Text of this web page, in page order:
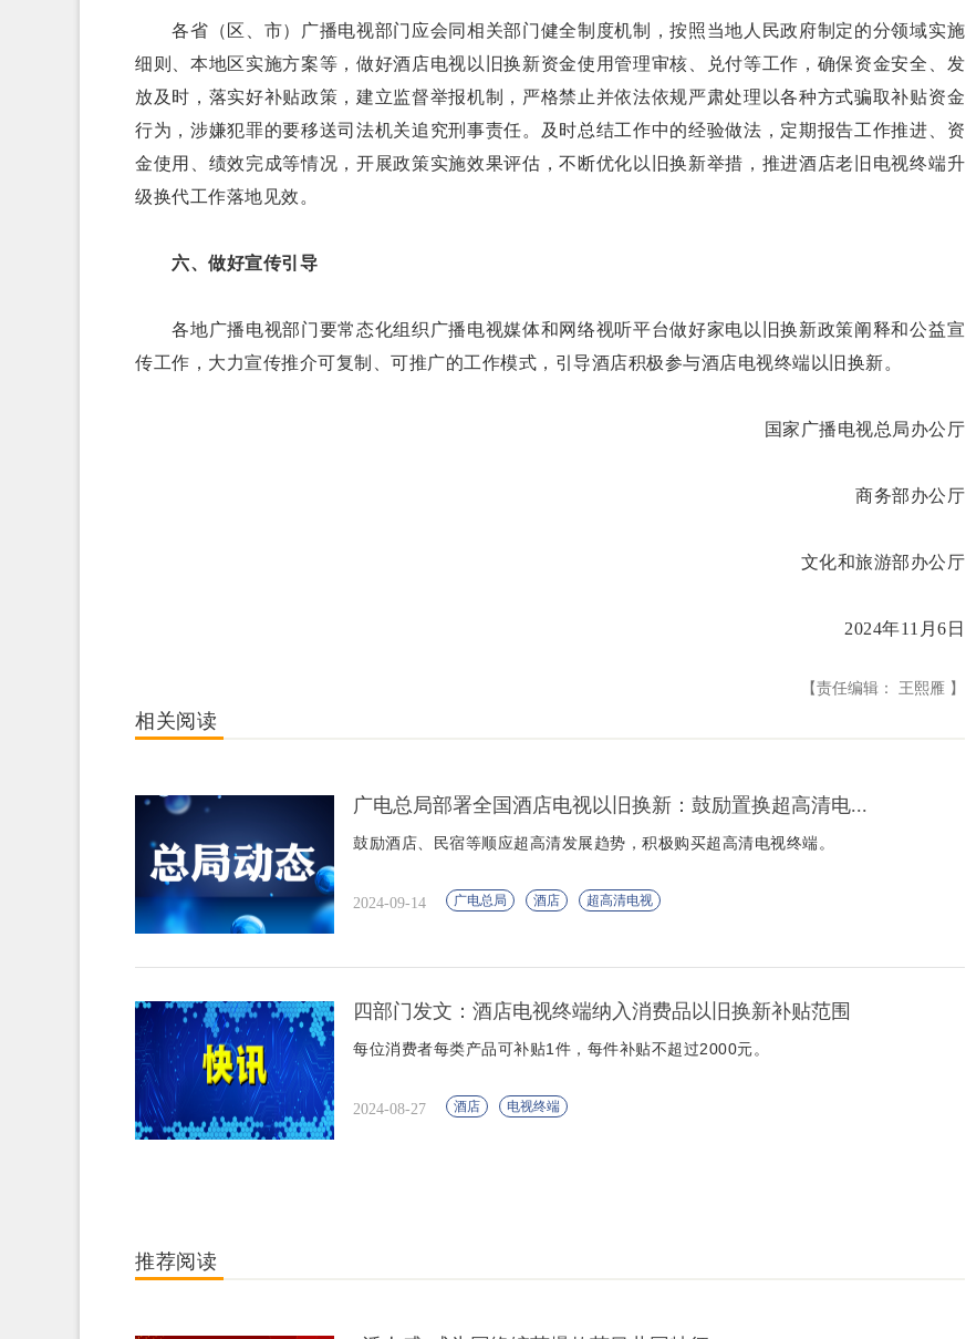
各省（区、市）广播电视部门应会同相关部门健全制度机制，按照当地人民政府制定的分领域实施
细则、本地区实施方案等，做好酒店电视以旧换新资金使用管理审核、兑付等工作，确保资金安全、发
放及时，落实好补贴政策，建立监督举报机制，严格禁止并依法依规严肃处理以各种方式骗取补贴资金
行为，涉嫌犯罪的要移送司法机关追究刑事责任。及时总结工作中的经验做法，定期报告工作推进、资
金使用、绩效完成等情况，开展政策实施效果评估，不断优化以旧换新举措，推进酒店老旧电视终端升
级换代工作落地见效。
六、做好宣传引导
各地广播电视部门要常态化组织广播电视媒体和网络视听平台做好家电以旧换新政策阐释和公益宣
传工作，大力宣传推介可复制、可推广的工作模式，引导酒店积极参与酒店电视终端以旧换新。
国家广播电视总局办公厅
商务部办公厅
文化和旅游部办公厅
2024年11月6日
【责任编辑： 王熙雁 】
相关阅读
广电总局部署全国酒店电视以旧换新：鼓励置换超高清电...
鼓励酒店、民宿等顺应超高清发展趋势，积极购买超高清电视终端。
2024-09-14 广电总局 酒店 超高清电视
四部门发文：酒店电视终端纳入消费品以旧换新补贴范围
每位消费者每类产品可补贴1件，每件补贴不超过2000元。
2024-08-27 酒店 电视终端
推荐阅读